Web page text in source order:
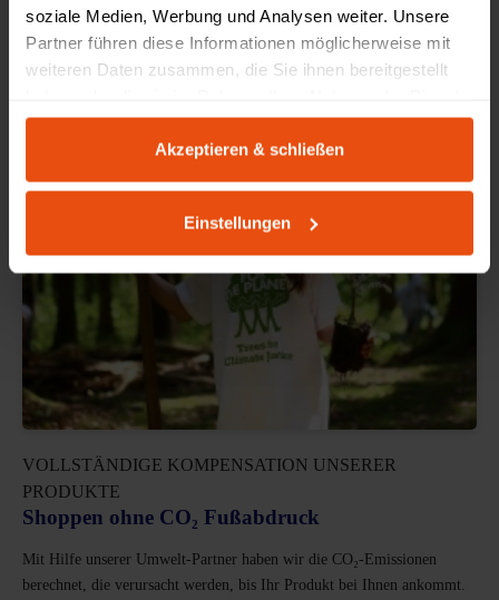
soziale Medien, Werbung und Analysen weiter. Unsere
Partner führen diese Informationen möglicherweise mit
weiteren Daten zusammen, die Sie ihnen bereitgestellt
gesammelt haben.
Akzeptieren & schließen
Einstellungen
VOLLSTÄNDIGE KOMPENSATION UNSERER
PRODUKTE
Shoppen ohne CO₂ Fußabdruck
Mit Hilfe unserer Umwelt-Partner haben wir die CO₂-Emissionen
berechnet, die verursacht werden, bis Ihr Produkt bei Ihnen ankommt.